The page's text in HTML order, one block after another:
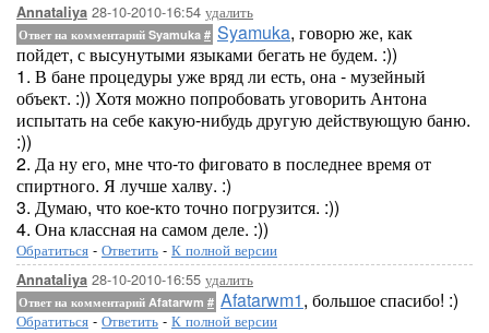
Annataliya 28-10-2010-16:54 удалить
Ответ на комментарий Syamuka # Syamuka, говорю же, как
пойдет, с высунутыми языками бегать не будем. :))
1. В бане процедуры уже вряд ли есть, она - музейный
объект. :)) Хотя можно попробовать уговорить Антона
испытать на себе какую-нибудь другую действующую баню.
:))
2. Да ну его, мне что-то фиговато в последнее время от
спиртного. Я лучше халву. :)
3. Думаю, что кое-кто точно погрузится. :))
4. Она классная на самом деле. :))
Обратиться - Ответить - К полной версии
Annataliya 28-10-2010-16:55 удалить
Ответ на комментарий Afatarwm # Afatarwm1, большое спасибо! :)
Обратиться - Ответить - К полной версии